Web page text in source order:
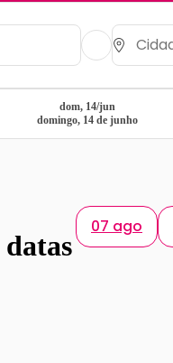
dom, 14/jun
domingo, 14 de junho
07 ago